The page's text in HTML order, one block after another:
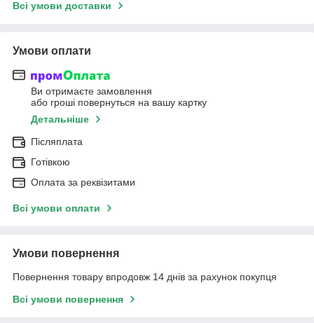
Всі умови доставки
Умови оплати
Ви отримаєте замовлення
або гроші повернуться на вашу картку
Детальніше
Післяплата
Готівкою
Оплата за реквізитами
Всі умови оплати
Умови повернення
Повернення товару впродовж 14 днів за рахунок покупця
Всі умови повернення